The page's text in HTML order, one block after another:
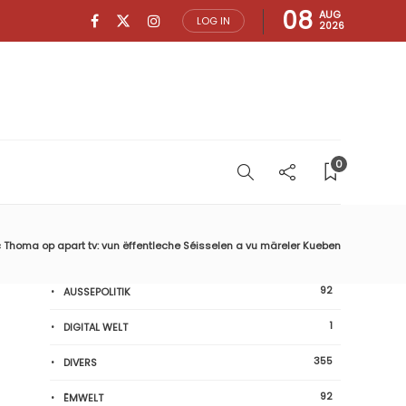
LOG IN 08 AUG
2026
0
Thoma op apart tv: vun ëffentleche Séisselen a vu märeler Kueben
AUSSEPOLITIK 92
DIGITAL WELT 1
DIVERS 355
ËMWELT 92